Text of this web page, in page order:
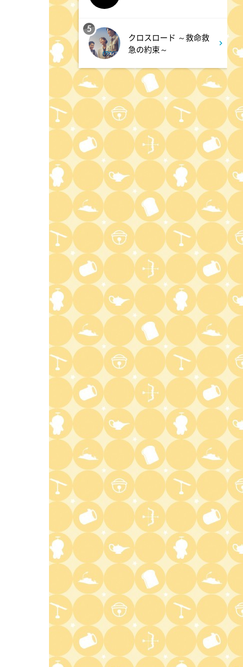
主演『ホ食堂～時空を超えた恋
5
クロスロード ～救命救
急の約束～